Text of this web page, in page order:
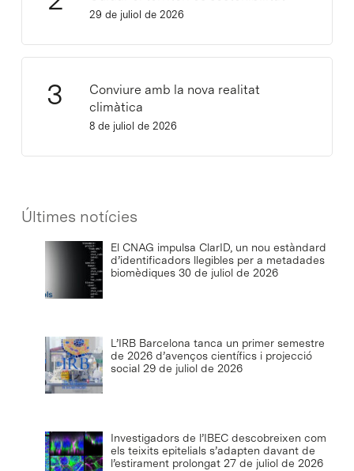
29 de juliol de 2026
Conviure amb la nova realitat
climàtica
8 de juliol de 2026
Últimes notícies
El CNAG impulsa ClarID, un nou estàndard
d’identificadors llegibles per a metadades
biomèdiques 30 de juliol de 2026
L’IRB Barcelona tanca un primer semestre
de 2026 d’avenços científics i projecció
social 29 de juliol de 2026
Investigadors de l’IBEC descobreixen com
els teixits epitelials s’adapten davant de
l’estirament prolongat 27 de juliol de 2026